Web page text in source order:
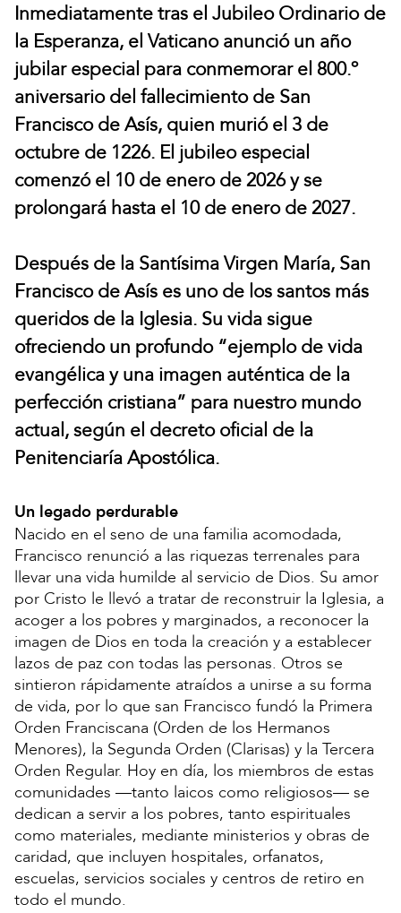
Inmediatamente tras el Jubileo Ordinario de
la Esperanza, el Vaticano anunció un año
jubilar especial para conmemorar el 800.º
aniversario del fallecimiento de San
Francisco de Asís, quien murió el 3 de
octubre de 1226. El jubileo especial
comenzó el 10 de enero de 2026 y se
prolongará hasta el 10 de enero de 2027.
Después de la Santísima Virgen María, San
Francisco de Asís es uno de los santos más
queridos de la Iglesia. Su vida sigue
ofreciendo un profundo “ejemplo de vida
evangélica y una imagen auténtica de la
perfección cristiana” para nuestro mundo
actual, según el decreto oficial de la
Penitenciaría Apostólica.
Un legado perdurable
Nacido en el seno de una familia acomodada,
Francisco renunció a las riquezas terrenales para
llevar una vida humilde al servicio de Dios. Su amor
por Cristo le llevó a tratar de reconstruir la Iglesia, a
acoger a los pobres y marginados, a reconocer la
imagen de Dios en toda la creación y a establecer
lazos de paz con todas las personas. Otros se
sintieron rápidamente atraídos a unirse a su forma
de vida, por lo que san Francisco fundó la Primera
Orden Franciscana (Orden de los Hermanos
Menores), la Segunda Orden (Clarisas) y la Tercera
Orden Regular. Hoy en día, los miembros de estas
comunidades —tanto laicos como religiosos— se
dedican a servir a los pobres, tanto espirituales
como materiales, mediante ministerios y obras de
caridad, que incluyen hospitales, orfanatos,
escuelas, servicios sociales y centros de retiro en
todo el mundo.